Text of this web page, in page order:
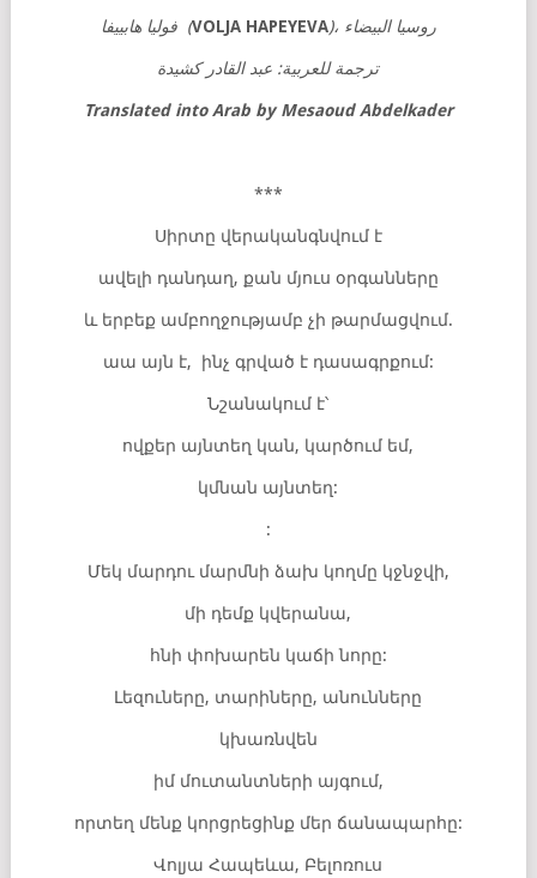
فوليا هابييفا (VOLJA HAPEYEVA )، روسيا البيضاء
ترجمة للعربية: عبد القادر كشيدة
Translated into Arab by Mesaoud Abdelkader
***
Սիրտը վերականգնվում է
ավելի դանդաղ, քան մյուս օրգանները
և երբեք ամբողջությամբ չի թարմացվում.
աա այն է, ինչ գրված է դասագրքում:
Նշանակում է՝
ովքեր այնտեղ կան, կարծում եմ,
կմնան այնտեղ:
:
Մեկ մարդու մարմնի ձախ կողմը կջնջվի,
մի դեմք կվերանա,
հնի փոխարեն կաճի նորը:
Լեզուները, տարիները, անունները
կխառնվեն
իմ մուտանտների այգում,
որտեղ մենք կորցրեցինք մեր ճանապարհը:
Վոլյա Հապեևա, Բելոռուս